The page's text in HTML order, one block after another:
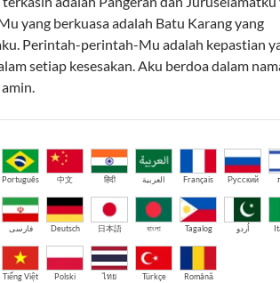
yang berkuasa adalah Batu Karang yang
Perintah-perintah-Mu adalah kepastian
setiap kesesakan. Aku berdoa dalam
Português 中文 हिंदी العربية Français Русский
فارسی Deutsch 日本語 বাংলা Tagalog اُردو
Tiếng Việt Polski ไทย Türkçe Română